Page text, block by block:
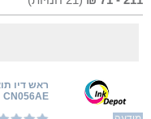
CN056AE